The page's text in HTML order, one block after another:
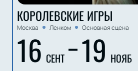
КОРОЛЕВСКИЕ ИГРЫ
Москва Ленком Основная сцена
16 СЕНТ 19 НОЯБ